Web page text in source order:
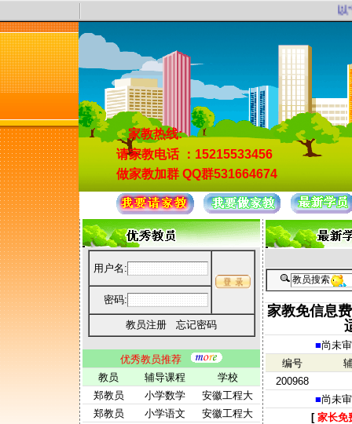
以
家教热线:
请家教电话 ：15215533456
做家教加群 QQ群531664674
用户名:
密码:
教员注册 忘记密码
优秀教员推荐
教员
辅导课程
学校
郑教员
小学数学
安徽工程大
郑教员
小学语文
安徽工程大
家教免信息
■尚未
编号
200968
■尚未
[ 家长免